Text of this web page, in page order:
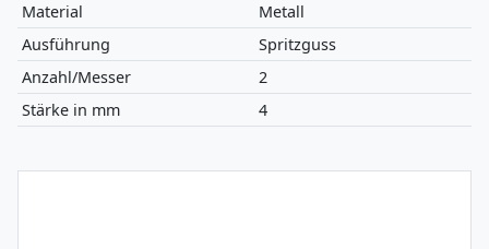
Material
Metall
Ausführung
Spritzguss
Anzahl/Messer
2
Stärke in mm
4